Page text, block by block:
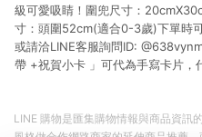
級可愛吸睛！圍兜尺寸：
寸：頭圍52cm(適合0-3歲)下單時
或請洽LINE客服詢問ID:
帶 +祝賀小卡 」可代為手寫卡片，
LINE 購物是匯集購物情報與商品資訊